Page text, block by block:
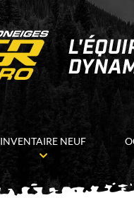
INVENTAIRE NEUF